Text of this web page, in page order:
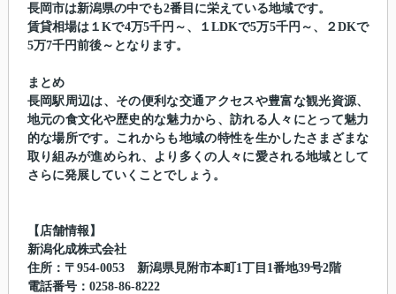
長岡市は新潟県の中でも2番目に栄えている地域です。
賃貸相場は１Kで4万5千円～、１LDKで5万5千円～、２DKで
5万7千円前後～となります。
まとめ
長岡駅周辺は、その便利な交通アクセスや豊富な観光資源、
地元の食文化や歴史的な魅力から、訪れる人々にとって魅力
的な場所です。これからも地域の特性を生かしたさまざまな
取り組みが進められ、より多くの人々に愛される地域として
さらに発展していくことでしょう。
【店舗情報】
新潟化成株式会社
住所：〒954-0053 新潟県見附市本町1丁目1番地39号2階
電話番号：0258-86-8222